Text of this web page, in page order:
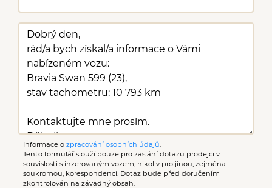
Informace o zpracování osobních údajů
Tento formulář slouží pouze pro zaslání dotazu prodejci v
souvislosti s inzerovaným vozem, nikoliv pro jinou, zejména
soukromou, korespondenci. Dotaz bude před doručením
zkontrolován na závadný obsah.